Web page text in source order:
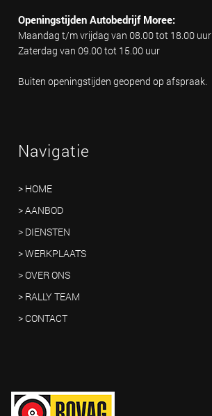
Openingstijden Autobedrijf Moree:
Maandag t/m vrijdag van 08.00 tot 18.00 uur
Zaterdag van 09.00 tot 15.00 uur
Buiten openingstijden geopend op afspraak.
Navigatie
> HOME
> AANBOD
> DIENSTEN
> WERKPLAATS
> OVER ONS
> RALLY TEAM
> CONTACT